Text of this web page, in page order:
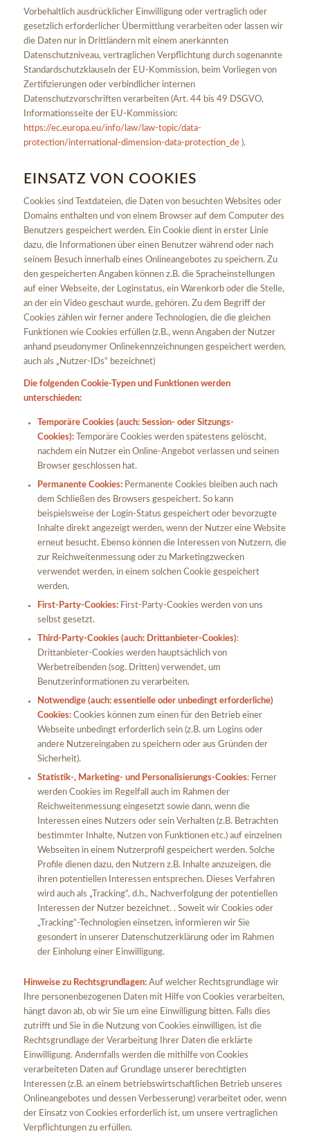
Vorbehaltlich ausdrücklicher Einwilligung oder vertraglich oder
gesetzlich erforderlicher Übermittlung verarbeiten oder lassen wir
die Daten nur in Drittländern mit einem anerkannten
Datenschutzniveau, vertraglichen Verpflichtung durch sogenannte
Standardschutzklauseln der EU-Kommission, beim Vorliegen von
Zertifizierungen oder verbindlicher internen
Datenschutzvorschriften verarbeiten (Art. 44 bis 49 DSGVO,
Informationsseite der EU-Kommission:
https://ec.europa.eu/info/law/law-topic/data-
protection/international-dimension-data-protection_de).
EINSATZ VON COOKIES
Cookies sind Textdateien, die Daten von besuchten Websites oder
Domains enthalten und von einem Browser auf dem Computer des
Benutzers gespeichert werden. Ein Cookie dient in erster Linie
dazu, die Informationen über einen Benutzer während oder nach
seinem Besuch innerhalb eines Onlineangebotes zu speichern. Zu
den gespeicherten Angaben können z.B. die Spracheinstellungen
auf einer Webseite, der Loginstatus, ein Warenkorb oder die Stelle,
an der ein Video geschaut wurde, gehören. Zu dem Begriff der
Cookies zählen wir ferner andere Technologien, die die gleichen
Funktionen wie Cookies erfüllen (z.B., wenn Angaben der Nutzer
anhand pseudonymer Onlinekennzeichnungen gespeichert werden,
auch als „Nutzer-IDs“ bezeichnet)
Die folgenden Cookie-Typen und Funktionen werden
unterschieden:
Temporäre Cookies (auch: Session- oder Sitzungs-
Cookies):Temporäre Cookies werden spätestens gelöscht,
nachdem ein Nutzer ein Online-Angebot verlassen und seinen
Browser geschlossen hat.
Permanente Cookies:Permanente Cookies bleiben auch nach
dem Schließen des Browsers gespeichert. So kann
beispielsweise der Login-Status gespeichert oder bevorzugte
Inhalte direkt angezeigt werden, wenn der Nutzer eine Website
erneut besucht. Ebenso können die Interessen von Nutzern, die
zur Reichweitenmessung oder zu Marketingzwecken
verwendet werden, in einem solchen Cookie gespeichert
werden.
First-Party-Cookies:First-Party-Cookies werden von uns
selbst gesetzt.
Third-Party-Cookies (auch: Drittanbieter-Cookies):
Drittanbieter-Cookies werden hauptsächlich von
Werbetreibenden (sog. Dritten) verwendet, um
Benutzerinformationen zu verarbeiten.
Notwendige (auch: essentielle oder unbedingt erforderliche)
Cookies:Cookies können zum einen für den Betrieb einer
Webseite unbedingt erforderlich sein (z.B. um Logins oder
andere Nutzereingaben zu speichern oder aus Gründen der
Sicherheit).
Statistik-, Marketing- und Personalisierungs-Cookies: Ferner
werden Cookies im Regelfall auch im Rahmen der
Reichweitenmessung eingesetzt sowie dann, wenn die
Interessen eines Nutzers oder sein Verhalten (z.B. Betrachten
bestimmter Inhalte, Nutzen von Funktionen etc.) auf einzelnen
Webseiten in einem Nutzerprofil gespeichert werden. Solche
Profile dienen dazu, den Nutzern z.B. Inhalte anzuzeigen, die
ihren potentiellen Interessen entsprechen. Dieses Verfahren
wird auch als „Tracking“, d.h., Nachverfolgung der potentiellen
Interessen der Nutzer bezeichnet. . Soweit wir Cookies oder
„Tracking“-Technologien einsetzen, informieren wir Sie
gesondert in unserer Datenschutzerklärung oder im Rahmen
der Einholung einer Einwilligung.
Hinweise zu Rechtsgrundlagen: Auf welcher Rechtsgrundlage wir
Ihre personenbezogenen Daten mit Hilfe von Cookies verarbeiten,
hängt davon ab, ob wir Sie um eine Einwilligung bitten. Falls dies
zutrifft und Sie in die Nutzung von Cookies einwilligen, ist die
Rechtsgrundlage der Verarbeitung Ihrer Daten die erklärte
Einwilligung. Andernfalls werden die mithilfe von Cookies
verarbeiteten Daten auf Grundlage unserer berechtigten
Interessen (z.B. an einem betriebswirtschaftlichen Betrieb unseres
Onlineangebotes und dessen Verbesserung) verarbeitet oder, wenn
der Einsatz von Cookies erforderlich ist, um unsere vertraglichen
Verpflichtungen zu erfüllen.